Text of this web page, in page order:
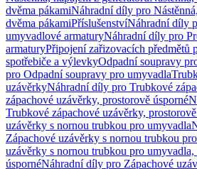
dvěma pákamiNáhradní díly pro
dvěma pákamiPříslušenstvíNáhradní díly
umyvadlové armaturyNáhradní díly pro
armaturyPřipojení zařizovacích předmětů
spotřebiče a výlevkyOdpadní soupravy
pro Odpadní soupravy pro umyvadla
uzávěrkyNáhradní díly pro Trubkové
zápachové uzávěrky, prostorově úsporné
Trubkové zápachové uzávěrky,
uzávěrky s nornou trubkou pro umyvadla
Zápachové uzávěrky s nornou trubkou
uzávěrky s nornou trubkou pro umyvadla,
úspornéNáhradní díly pro Zápachové